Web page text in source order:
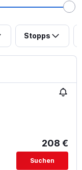
Stopps
208 €
Suchen